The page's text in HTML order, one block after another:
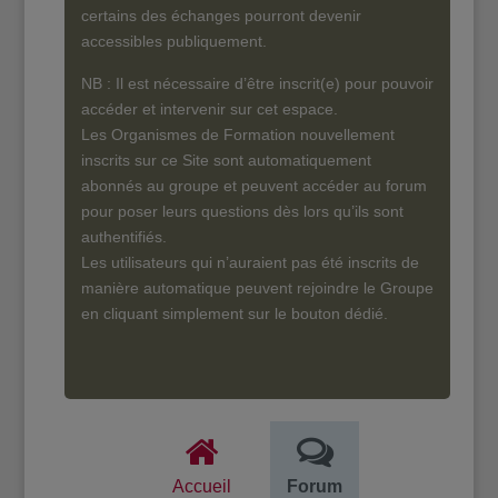
certains des échanges pourront devenir
accessibles publiquement.
NB : Il est nécessaire d’être inscrit(e) pour pouvoir
accéder et intervenir sur cet espace.
Les Organismes de Formation nouvellement
inscrits sur ce Site sont automatiquement
abonnés au groupe et peuvent accéder au forum
pour poser leurs questions dès lors qu’ils sont
authentifiés.
Les utilisateurs qui n’auraient pas été inscrits de
manière automatique peuvent rejoindre le Groupe
en cliquant simplement sur le bouton dédié.
Accueil Forum